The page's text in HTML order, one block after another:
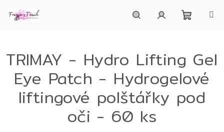
obsah
košík
TRIMAY - Hydro Lifting Gel
Eye Patch - Hydrogelové
liftingové polštářky pod
oči - 60 ks